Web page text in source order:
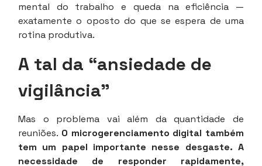
mental do trabalho e queda na eficiência —
exatamente o oposto do que se espera de uma
rotina produtiva.
A tal da “ansiedade de
vigilância”
Mas o problema vai além da quantidade de
reuniões. O microgerenciamento digital também
tem um papel importante nesse desgaste. A
necessidade de responder rapidamente,